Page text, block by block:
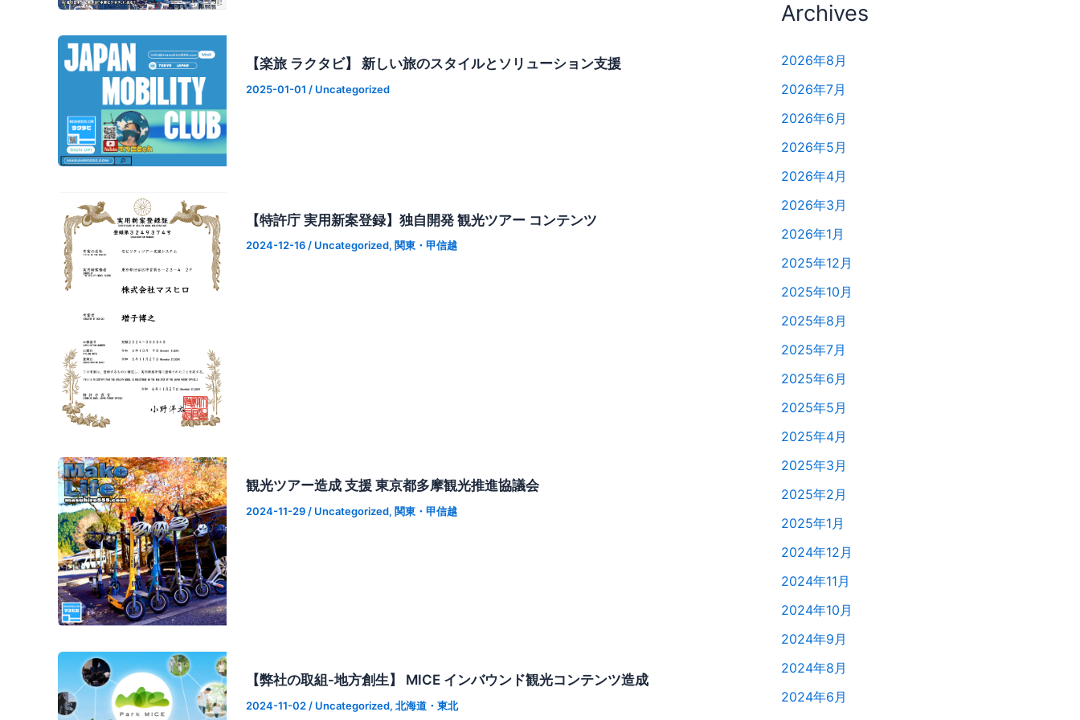
【楽旅 ラクタビ】 新しい旅のスタイルとソリューション支援
2025-01-01 / Uncategorized
【特許庁 実用新案登録】独自開発 観光ツアー コンテンツ
2024-12-16/ Uncategorized, 関東・甲信越
観光ツアー造成 支援 東京都多摩観光推進協議会
2024-11-29 / Uncategorized, 関東・甲信越
【弊社の取組-地方創生】 MICE インバウンド観光コンテンツ造成
2024-11-02 / Uncategorized, 北海道・東北
Archives
2026年8月
2026年7月
2026年6月
2026年5月
2026年4月
2026年3月
2026年1月
2025年12月
2025年10月
2025年8月
2025年7月
2025年6月
2025年5月
2025年4月
2025年3月
2025年2月
2025年1月
2024年12月
2024年11月
2024年10月
2024年9月
2024年8月
2024年6月